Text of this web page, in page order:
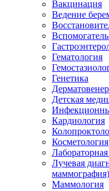
Вакцинация
Ведение
Гематология
Генетика
Детская
Кардиология
Косметология
Лучевая
маммография)
Маммология